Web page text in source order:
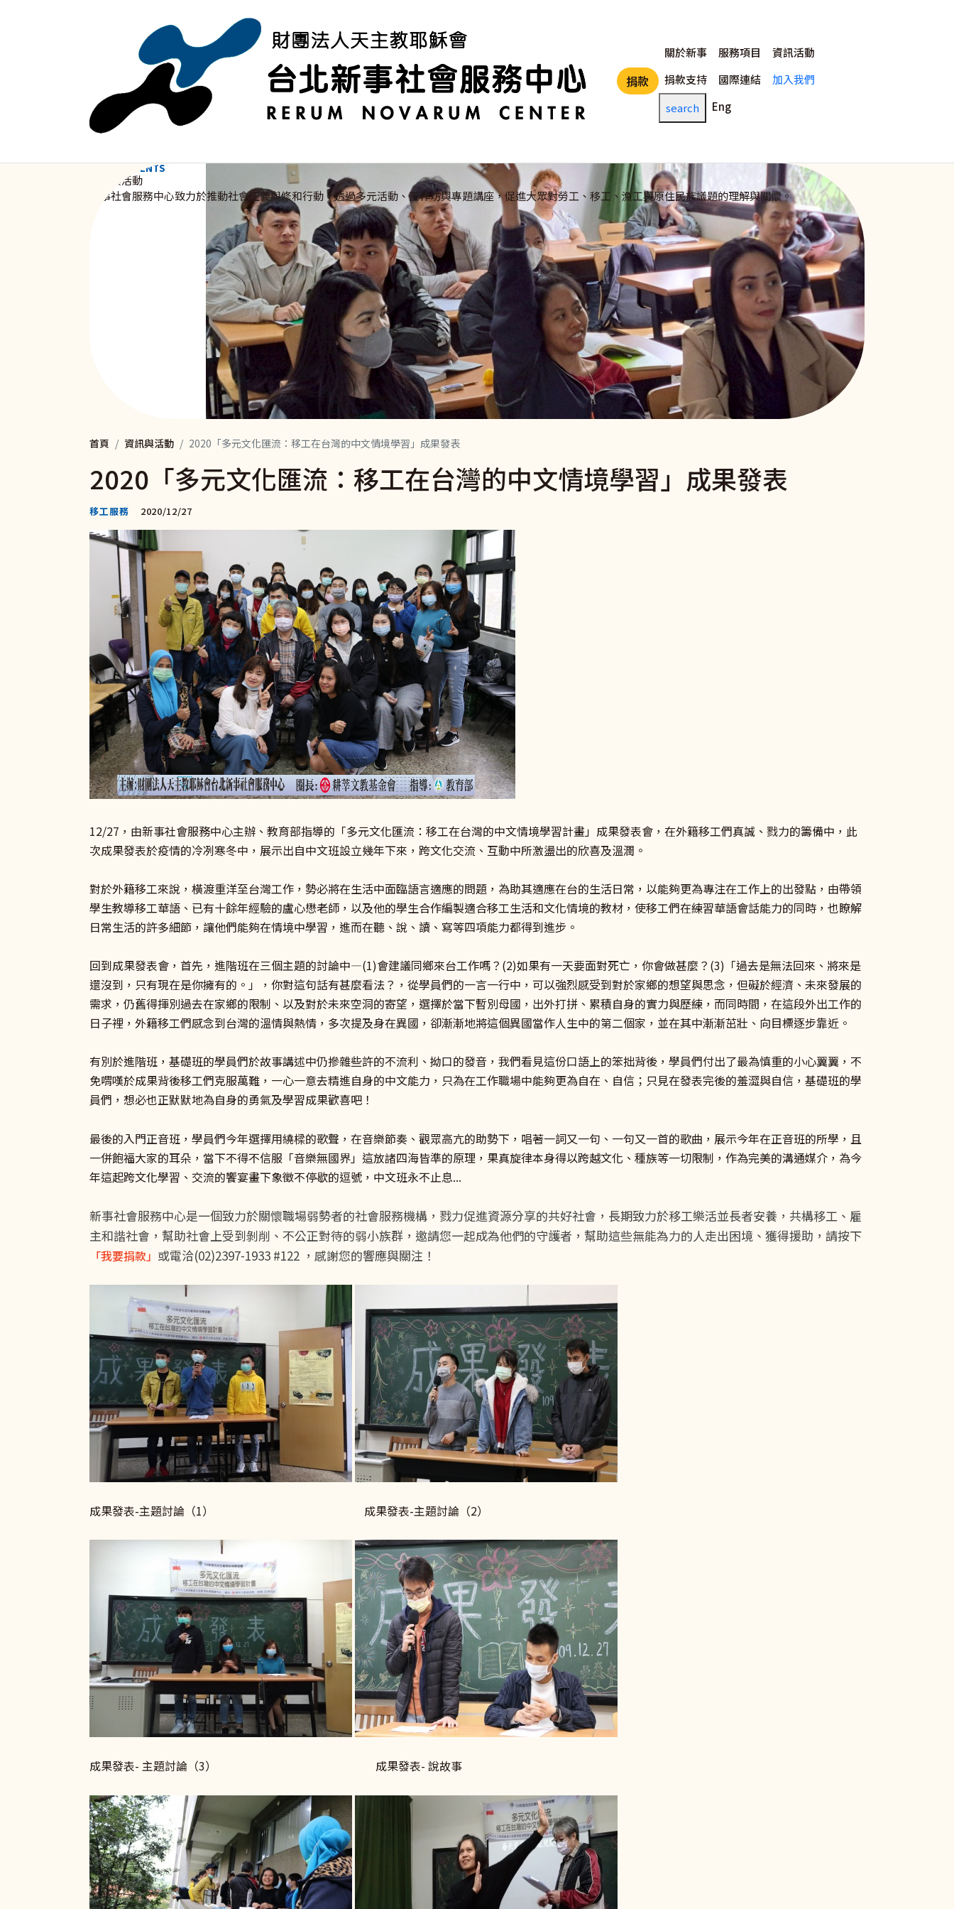
捐款
主選單
關於新事 服務項目
資訊活動
捐款支持
國際連結
加入我們
search
Eng
NEWS & EVENTS
資訊與活動
新事社會服務中心致力於推動社會正義與修和行動，透過多元活動、工作坊與專題講座，促進大眾對勞工、移工、漁工與原住民族議題的理解與關懷。
首頁 資訊與活動 2020「多元文化匯流：移工在台灣的中文情境學習」成果發表
2020「多元文化匯流：移工在台灣的中文情境學習」成果發表
移工服務 2020/12/27
12/27，由新事社會服務中心主辦、教育部指導的「多元文化匯流：移工在台灣的中文情境學習計畫」成果發表會，在外籍移工們真誠、戮力的籌備中，此
次成果發表於疫情的冷冽寒冬中，展示出自中文班設立幾年下來，跨文化交流、互動中所激盪出的欣喜及溫潤。
對於外籍移工來說，橫渡重洋至台灣工作，勢必將在生活中面臨語言適應的問題，為助其適應在台的生活日常，以能夠更為專注在工作上的出發點，由帶領
學生教導移工華語、已有十餘年經驗的盧心懋老師，以及他的學生合作編製適合移工生活和文化情境的教材，使移工們在練習華語會話能力的同時，也瞭解
日常生活的許多細節，讓他們能夠在情境中學習，進而在聽、說、讀、寫等四項能力都得到進步。
回到成果發表會，首先，進階班在三個主題的討論中—(1)會建議同鄉來台工作嗎？(2)如果有一天要面對死亡，你會做甚麼？(3)「過去是無法回來、將來是
還沒到，只有現在是你擁有的。」，你對這句話有甚麼看法？，從學員們的一言一行中，可以強烈感受到對於家鄉的想望與思念，但礙於經濟、未來發展的
需求，仍舊得揮別過去在家鄉的限制、以及對於未來空洞的寄望，選擇於當下暫別母國，出外打拼、累積自身的實力與歷練，而同時間，在這段外出工作的
日子裡，外籍移工們感念到台灣的溫情與熱情，多次提及身在異國，卻漸漸地將這個異國當作人生中的第二個家，並在其中漸漸茁壯、向目標逐步靠近。
有別於進階班，基礎班的學員們於故事講述中仍摻雜些許的不流利、拗口的發音，我們看見這份口語上的笨拙背後，學員們付出了最為慎重的小心翼翼，不
免喟嘆於成果背後移工們克服萬難，一心一意去精進自身的中文能力，只為在工作職場中能夠更為自在、自信；只見在發表完後的羞澀與自信，基礎班的學
員們，想必也正默默地為自身的勇氣及學習成果歡喜吧！
最後的入門正音班，學員們今年選擇用繞樑的歌聲，在音樂節奏、觀眾高亢的助勢下，唱著一詞又一句、一句又一首的歌曲，展示今年在正音班的所學，且
一併飽福大家的耳朵，當下不得不信服「音樂無國界」這放諸四海皆準的原理，果真旋律本身得以跨越文化、種族等一切限制，作為完美的溝通媒介，為今
年這起跨文化學習、交流的饗宴畫下象徵不停歇的逗號，中文班永不止息...
新事社會服務中心是一個致力於關懷職場弱勢者的社會服務機構，戮力促進資源分享的共好社會，長期致力於移工樂活並長者安養，共構移工、雇
主和諧社會，幫助社會上受到剝削、不公正對待的弱小族群，邀請您一起成為他們的守護者，幫助這些無能為力的人走出困境、獲得援助，請按下
「我要捐款」 或電洽(02)2397-1933 #122 ，感謝您的響應與關注！
成果發表-主題討論（1） 成果發表-主題討論（2）
成果發表- 主題討論（3） 成果發表- 說故事